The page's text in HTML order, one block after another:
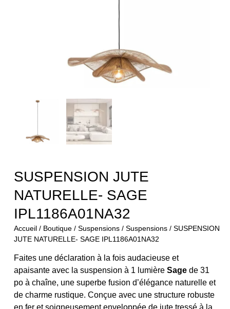
SUSPENSION JUTE
NATURELLE- SAGE
IPL1186A01NA32
Accueil/ Boutique/ Suspensions/ Suspensions/ SUSPENSION
JUTE NATURELLE- SAGE IPL1186A01NA32
Faites une déclaration à la fois audacieuse et
apaisante avec la suspension à 1 lumière Sagede 31
po à chaîne, une superbe fusion d’élégance naturelle et
de charme rustique. Conçue avec une structure robuste